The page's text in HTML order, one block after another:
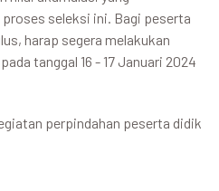
seleksi ini. Bagi peserta
harap segera melakukan
tanggal 16 - 17 Januari 2024
perpindahan peserta didik